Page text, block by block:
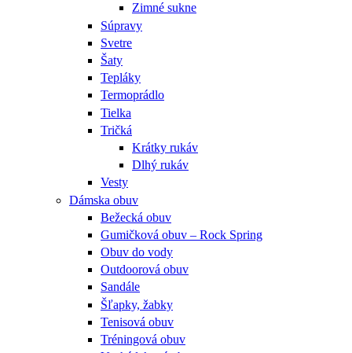
Zimné sukne
Súpravy
Svetre
Šaty
Tepláky
Termoprádlo
Tielka
Tričká
Krátky rukáv
Dlhý rukáv
Vesty
Dámska obuv
Bežecká obuv
Gumičková obuv – Rock Spring
Obuv do vody
Outdoorová obuv
Sandále
Šľapky, žabky
Tenisová obuv
Tréningová obuv